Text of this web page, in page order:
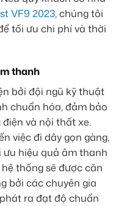
VF9 2023, chúng tôi
tối ưu chi phí và thời
thanh
bởi đội ngũ kỹ thuật
chuẩn hóa, đảm bảo
và nội thất xe.
việc đi dây gọn gàng,
hiệu quả âm thanh
thống sẽ được căn
bởi các chuyên gia
ra đạt độ chuẩn